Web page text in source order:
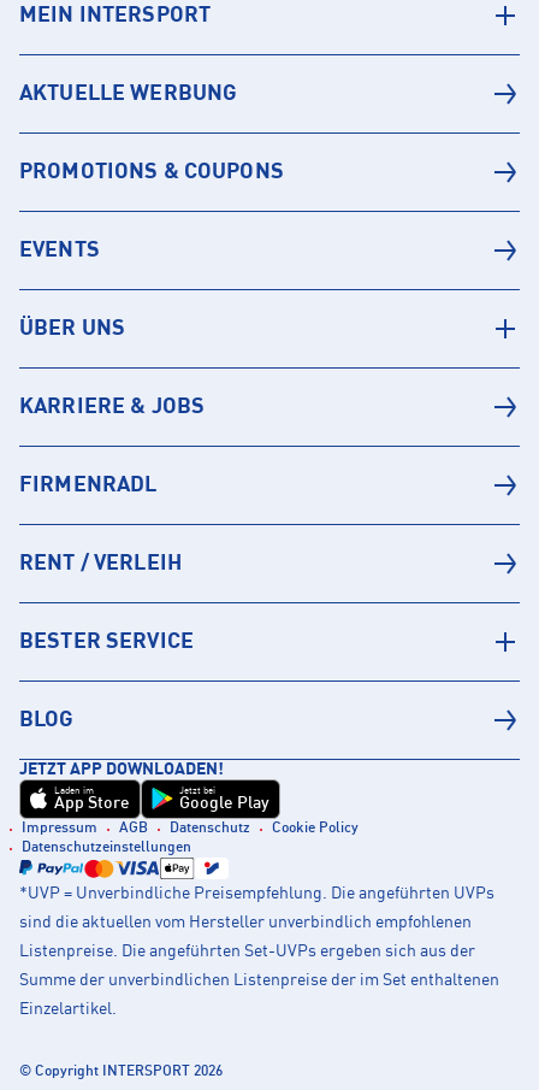
MEIN INTERSPORT
AKTUELLE WERBUNG
PROMOTIONS & COUPONS
EVENTS
ÜBER UNS
KARRIERE & JOBS
FIRMENRADL
RENT / VERLEIH
BESTER SERVICE
BLOG
JETZT APP DOWNLOADEN!
Laden im
App Store
Jetzt bei
Google Play
Impressum AGB Datenschutz
Cookie Policy
Datenschutzeinstellungen
*UVP = Unverbindliche Preisempfehlung. Die angeführten UVPs
sind die aktuellen vom Hersteller unverbindlich empfohlenen
Listenpreise. Die angeführten Set-UVPs ergeben sich aus der
Summe der unverbindlichen Listenpreise der im Set enthaltenen
Einzelartikel.
© Copyright INTERSPORT 2026